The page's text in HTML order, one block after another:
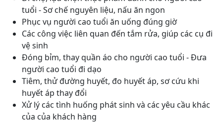
tuổi - Sơ chế nguyên liệu, nấu ăn ngon
Phục vụ người cao tuổi ăn uống đúng giờ
Các công việc liên quan đến tắm rửa, giúp các cụ đi
vệ sinh
Đóng bỉm, thay quần áo cho người cao tuổi - Đưa
người cao tuổi đi dạo
Tiêm, thử đường huyết, đo huyết áp, sơ cứu khi
huyết áp thay đổi
Xử lý các tình huống phát sinh và các yêu cầu khác
của của khách hàng